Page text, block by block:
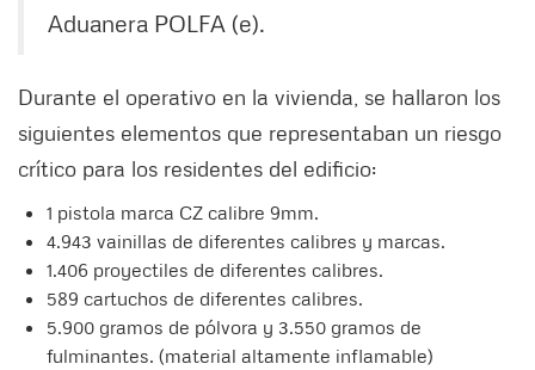
Aduanera POLFA (e).
Durante el operativo en la vivienda, se hallaron los
siguientes elementos que representaban un riesgo
crítico para los residentes del edificio:
1 pistola marca CZ calibre 9mm.
4.943 vainillas de diferentes calibres y marcas.
1.406 proyectiles de diferentes calibres.
589 cartuchos de diferentes calibres.
5.900 gramos de pólvora y 3.550 gramos de
fulminantes. (material altamente inflamable)